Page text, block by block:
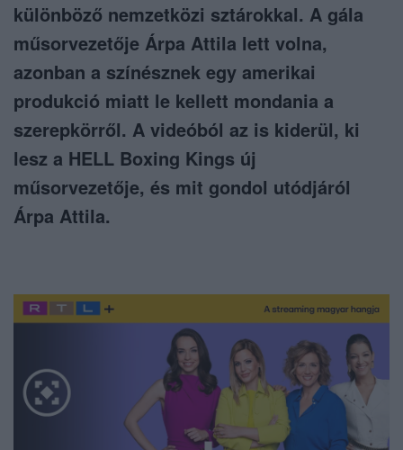
különböző nemzetközi sztárokkal. A gála
műsorvezetője Árpa Attila lett volna,
azonban a színésznek egy amerikai
produkció miatt le kellett mondania a
szerepkörről. A videóból az is kiderül, ki
lesz a HELL Boxing Kings új
műsorvezetője, és mit gondol utódjáról
Árpa Attila.